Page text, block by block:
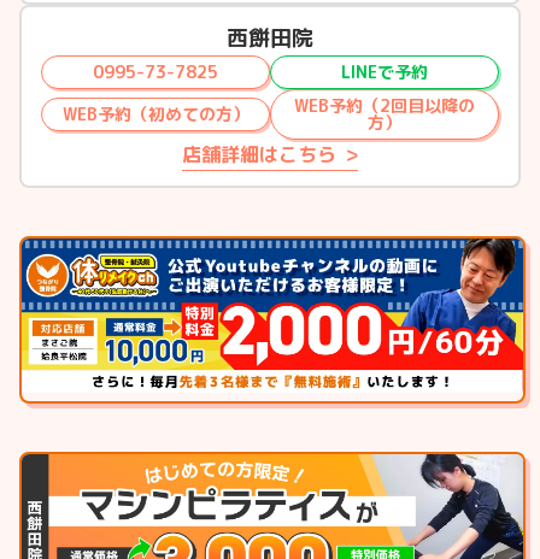
西餅田院
0995-73-7825
LINEで予約
WEB予約（初めての方）
WEB予約（2回目以降の
方）
店舗詳細はこちら